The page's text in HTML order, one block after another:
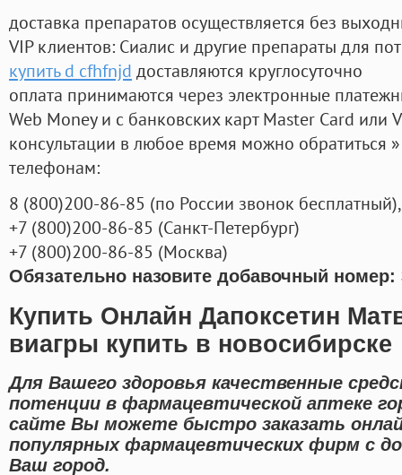
доставка препаратов осуществляется без
VIP клиентов: Сиалис и другие препараты для
купить d cfhfnjd доставляются круглосуточно
оплата принимаются через электронные
Web Money и с банковских карт Master Card или
консультации в любое время можно обратиться
телефонам:
8 (800)200-86-85 (по России звонок бесплатный),
+7 (800)200-86-85 (Санкт-Петербург)
+7 (800)200-86-85 (Москва)
Обязательно назовите добавочный номер:
Купить Онлайн Дапоксетин
виагры купить в новосибирске
Для Вашего здоровья качественные
потенции в фармацевтической аптеке
сайте Вы можете быстро заказать
популярных фармацевтических фирм с
Ваш город.